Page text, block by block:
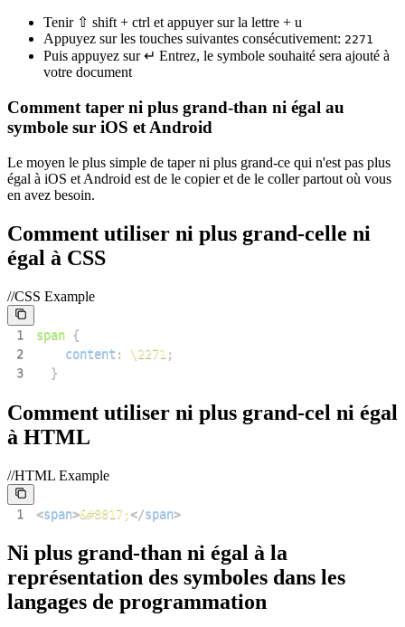
Tenir ⇧ shift + ctrl et appuyer sur la lettre + u
Appuyez sur les touches suivantes consécutivement: 2271
Puis appuyez sur ↵ Entrez, le symbole souhaité sera ajouté à
votre document
Comment taper ni plus grand-than ni égal au
symbole sur iOS et Android
Le moyen le plus simple de taper ni plus grand-ce qui n'est pas plus
égal à iOS et Android est de le copier et de le coller partout où vous
en avez besoin.
Comment utiliser ni plus grand-celle ni
égal à CSS
//CSS Example
1 span {
2
content : \2271 ;
3
}
Comment utiliser ni plus grand-cel ni égal
à HTML
//HTML Example
1 <span>&#8817;</span>
Ni plus grand-than ni égal à la
représentation des symboles dans les
langages de programmation